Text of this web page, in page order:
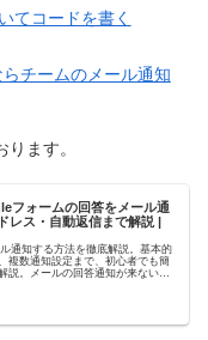
てコードを書く
チームのメール通知
ます。
フォームの回答をメール通
レス・自動返信まで解説 |
通知する方法を徹底解説。基本的
複数通知設定まで、初心者でも簡
説。メールの回答通知が来ないと